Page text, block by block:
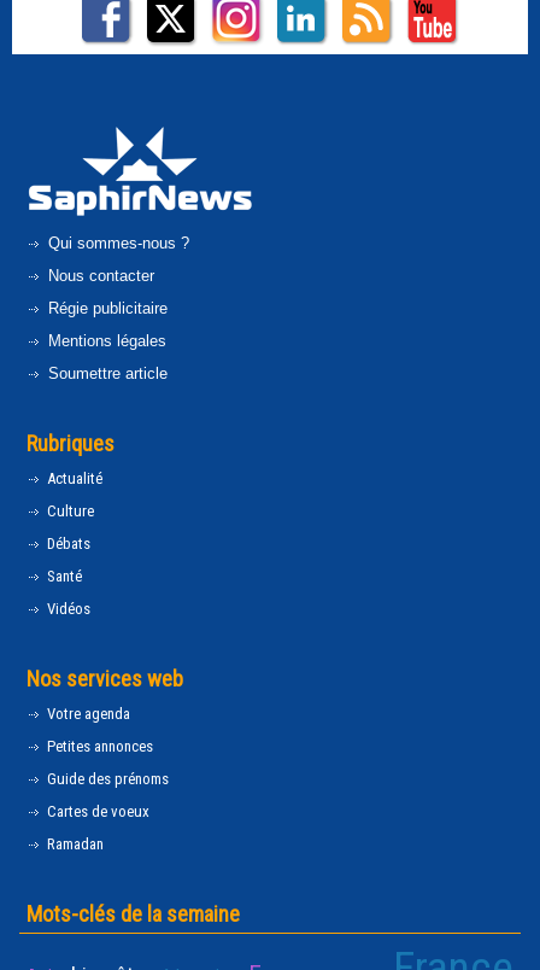
Qui sommes-nous ?
Nous contacter
Régie publicitaire
Mentions légales
Soumettre article
Rubriques
Actualité
Culture
Débats
Santé
Vidéos
Nos services web
Votre agenda
Petites annonces
Guide des prénoms
Cartes de voeux
Ramadan
Mots-clés de la semaine